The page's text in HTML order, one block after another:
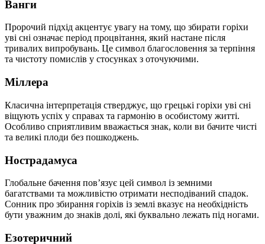
Ванги
Пророчий підхід акцентує увагу на тому, що збирати горіхи
уві сні означає період процвітання, який настане після
тривалих випробувань. Це символ благословення за терпіння
та чистоту помислів у стосунках з оточуючими.
Міллера
Класична інтерпретація стверджує, що грецькі горіхи уві сні
віщують успіх у справах та гармонію в особистому житті.
Особливо сприятливим вважається знак, коли ви бачите чисті
та великі плоди без пошкоджень.
Нострадамуса
Глобальне бачення пов’язує цей символ із земними
багатствами та можливістю отримати несподіваний спадок.
Сонник про збирання горіхів із землі вказує на необхідність
бути уважним до знаків долі, які буквально лежать під ногами.
Езотеричний